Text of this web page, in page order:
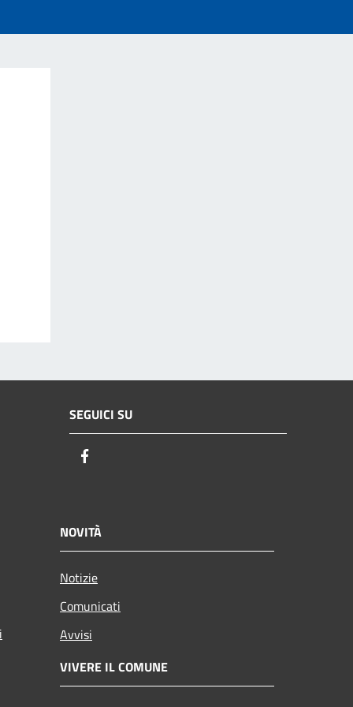
SEGUICI SU
NOVITÀ
Notizie
Comunicati
Avvisi
VIVERE IL COMUNE